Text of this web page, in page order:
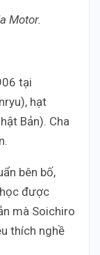
Motor.
tại
hạt
Bản). Cha
bên bố,
được
mà Soichiro
thích nghề